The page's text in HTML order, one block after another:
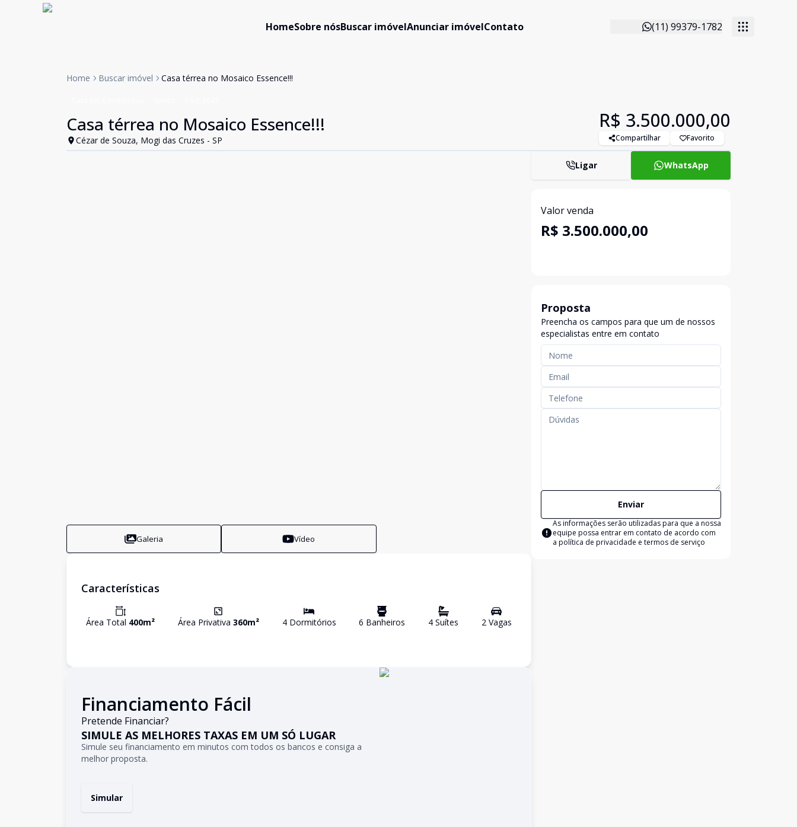
HomeSobre nósBuscar imóvelAnunciar imóvelContato (11) 99379-1782
Home Buscar imóvel Casa térrea no Mosaico Essence!!!
Casa térrea no Mosaico Essence!!!
Cézar de Souza, Mogi das Cruzes - SP
R$ 3.500.000,00
Compartilhar Favorito
Galeria Vídeo
Características
Área Total 400m² Área Privativa 360m² 4Dormitórios 6 Banheiros 4 Suítes 2Vagas
Financiamento Fácil
Pretende Financiar?
SIMULE AS MELHORES TAXAS EM UM SÓ LUGAR
Simule seu financiamento em minutos com todos os bancos e consiga a
melhor proposta.
Simular
Ligar WhatsApp
Valor venda
R$ 3.500.000,00
Proposta
Preencha os campos para que um de nossos
especialistas entre em contato
Enviar
As informações serão utilizadas para que a nossa
equipe possa entrar em contato de acordo com
a política de privacidade e termos de serviço